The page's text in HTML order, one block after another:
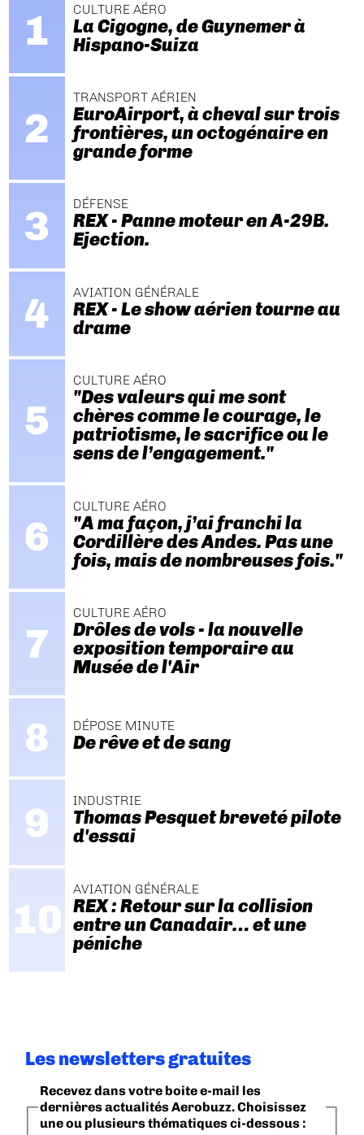
CULTURE AÉRO
La Cigogne, de Guynemer à
Hispano-Suiza
TRANSPORT AÉRIEN
EuroAirport, à cheval sur trois
frontières, un octogénaire en
grande forme
DÉFENSE
REX - Panne moteur en A-29B.
Ejection.
AVIATION GÉNÉRALE
REX - Le show aérien tourne au
drame
CULTURE AÉRO
"Des valeurs qui me sont
chères comme le courage, le
patriotisme, le sacrifice ou le
sens de l’engagement."
CULTURE AÉRO
"A ma façon, j’ai franchi la
Cordillère des Andes. Pas une
fois, mais de nombreuses fois."
CULTURE AÉRO
Drôles de vols - la nouvelle
exposition temporaire au
Musée de l'Air
DÉPOSE MINUTE
De rêve et de sang
INDUSTRIE
Thomas Pesquet breveté pilote
d'essai
AVIATION GÉNÉRALE
REX : Retour sur la collision
entre un Canadair… et une
péniche
Les newsletters gratuites
Recevez dans votre boite e-mail les
dernières actualités Aerobuzz. Choisissez
une ou plusieurs thématiques ci-dessous :